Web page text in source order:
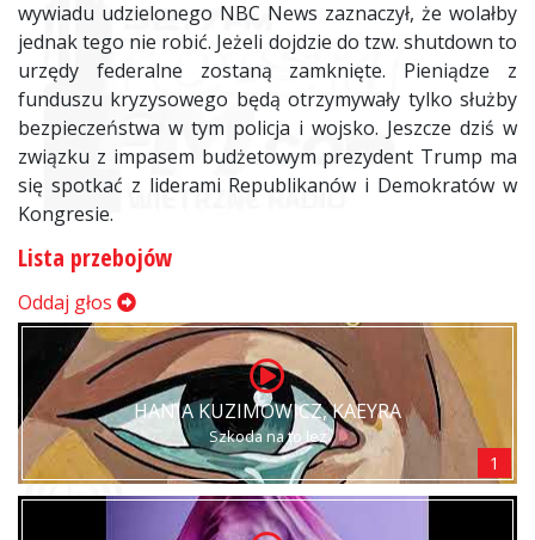
wywiadu udzielonego NBC News zaznaczył, że wolałby
jednak tego nie robić. Jeżeli dojdzie do tzw. shutdown to
urzędy federalne zostaną zamknięte. Pieniądze z
funduszu kryzysowego będą otrzymywały tylko służby
bezpieczeństwa w tym policja i wojsko. Jeszcze dziś w
związku z impasem budżetowym prezydent Trump ma
się spotkać z liderami Republikanów i Demokratów w
Kongresie.
Lista przebojów
Oddaj głos
HANIA KUZIMOWICZ, KAEYRA
Szkoda na to łez
1